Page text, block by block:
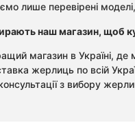
лише перевірені моделі,
наш магазин, щоб
магазин в Україні, де
жерлиць по всій
з вибору